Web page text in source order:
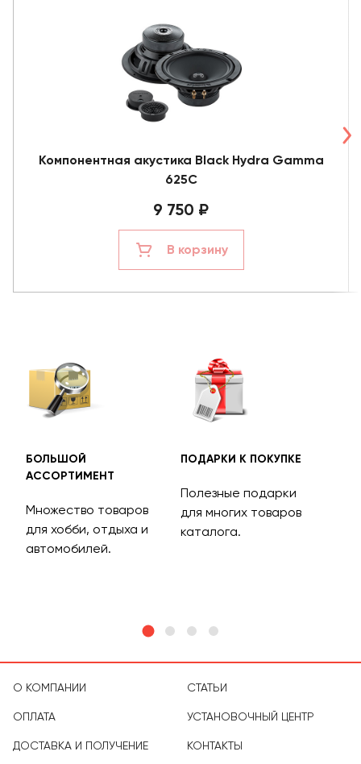
Компонентная акустика Black Hydra Gamma
625C
9 750 ₽
В корзину
БОЛЬШОЙ
АССОРТИМЕНТ
Множество товаров
для хобби, отдыха и
автомобилей.
ПОДАРКИ К ПОКУПКЕ
Полезные подарки
для многих товаров
каталога.
О КОМПАНИИ
ОПЛАТА
ДОСТАВКА И ПОЛУЧЕНИЕ
СТАТЬИ
УСТАНОВОЧНЫЙ ЦЕНТР
КОНТАКТЫ